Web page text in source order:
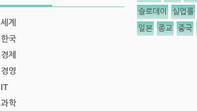
세계
한국
경제
경영
IT
과학
슬로데이 실업률
일본 종교 중국